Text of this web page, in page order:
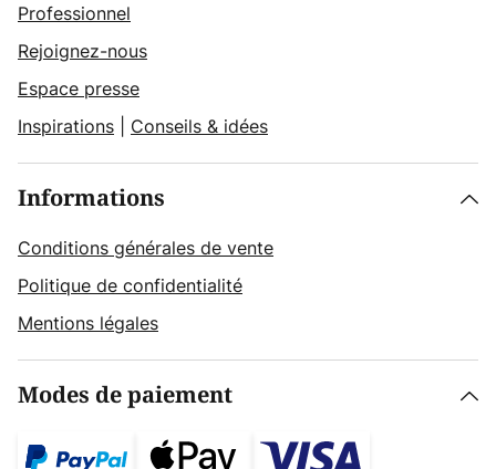
Professionnel
Rejoignez-nous
Espace presse
Inspirations
Conseils & idées
Informations
Conditions générales de vente
Politique de confidentialité
Mentions légales
Modes de paiement